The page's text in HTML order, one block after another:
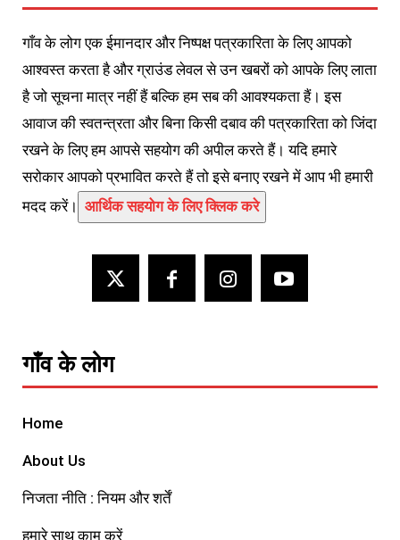
गाँव के लोग एक ईमानदार और निष्पक्ष पत्रकारिता के लिए आपको
आश्वस्त करता है और ग्राउंड लेवल से उन खबरों को आपके लिए लाता
है जो सूचना मात्र नहीं हैं बल्कि हम सब की आवश्यकता हैं। इस
आवाज की स्वतन्त्रता और बिना किसी दबाव की पत्रकारिता को जिंदा
रखने के लिए हम आपसे सहयोग की अपील करते हैं। यदि हमारे
सरोकार आपको प्रभावित करते हैं तो इसे बनाए रखने में आप भी हमारी
मदद करें। आर्थिक सहयोग के लिए क्लिक करे
गाँव के लोग
Home
About Us
निजता नीति : नियम और शर्तें
हमारे साथ काम करें